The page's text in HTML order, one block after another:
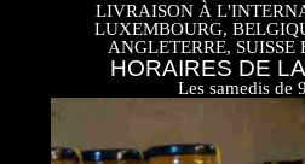
LIVRAISON À
LUXEMBOURG,
ANGLETERRE,
HORAIRES DE
Les samedis de